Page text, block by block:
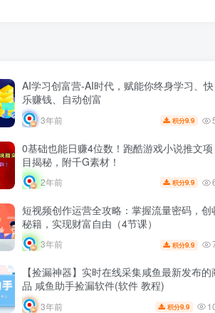
AI学习创富营-AI时代，赋能你终身学习、快
乐赚钱、自动创富
3年前 积分9.9
0基础也能日赚4位数！跑酷游戏小说推文项
目揭秘，附千G素材！
2年前 积分9.9
短视频创作运营全攻略：掌握流量密码，创
秘籍，实现财富自由（4节课）
3年前 积分9.9
【捡漏神器】实时在线采集咸鱼最新发布的
品 咸鱼助手捡漏软件(软件 教程)
3年前 积分9.9